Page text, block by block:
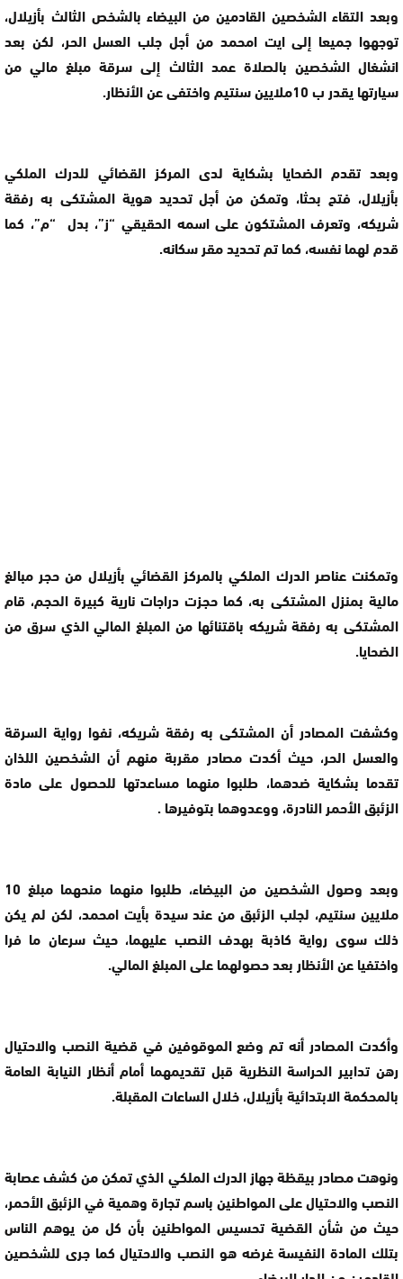
وبعد التقاء الشخصين القادمين من البيضاء بالشخص الثالث بأزيلال،
توجهوا جميعا إلى ايت امحمد من أجل جلب العسل الحر، لكن بعد
انشغال الشخصين بالصلاة عمد الثالث إلى سرقة مبلغ مالي من
سيارتها يقدر ب 10ملايين سنتيم واختفى عن الأنظار.
وبعد تقدم الضحايا بشكاية لدى المركز القضائي للدرك الملكي
بأزيلال، فتح بحثا، وتمكن من أجل تحديد هوية المشتكى به رفقة
شريكه، وتعرف المشتكون على اسمه الحقيقي “ز”، بدل “م”، كما
قدم لهما نفسه، كما تم تحديد مقر سكانه.
وتمكنت عناصر الدرك الملكي بالمركز القضائي بأزيلال من حجر مبالغ
مالية بمنزل المشتكى به، كما حجزت دراجات نارية كبيرة الحجم، قام
المشتكى به رفقة شريكه باقتنائها من المبلغ المالي الذي سرق من
الضحايا.
وكشفت المصادر أن المشتكى به رفقة شريكه، نفوا رواية السرقة
والعسل الحر، حيث أكدت مصادر مقربة منهم أن الشخصين اللذان
تقدما بشكاية ضدهما، طلبوا منهما مساعدتها للحصول على مادة
الزئبق الأحمر النادرة، ووعدوهما بتوفيرها .
وبعد وصول الشخصين من البيضاء، طلبوا منهما منحهما مبلغ 10
ملايين سنتيم، لجلب الزئبق من عند سيدة بأيت امحمد، لكن لم يكن
ذلك سوى رواية كاذبة بهدف النصب عليهما، حيث سرعان ما فرا
واختفيا عن الأنظار بعد حصولهما على المبلغ المالي.
وأكدت المصادر أنه تم وضع الموقوفين في قضية النصب والاحتيال
رهن تدابير الحراسة النظرية قبل تقديمهما أمام أنظار النيابة العامة
بالمحكمة الابتدائية بأزيلال، خلال الساعات المقبلة.
ونوهت مصادر بيقظة جهاز الدرك الملكي الذي تمكن من كشف عصابة
النصب والاحتيال على المواطنين باسم تجارة وهمية في الزئبق الأحمر،
حيث من شأن القضية تحسيس المواطنين بأن كل من يوهم الناس
بتلك المادة النفيسة غرضه هو النصب والاحتيال كما جرى للشخصين